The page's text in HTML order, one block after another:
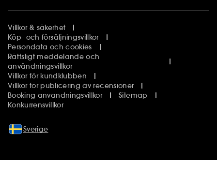
Villkor & säkerhet
Köp- och försäljningsvillkor
Persondata och cookies
Rättsligt meddelande och
användningsvillkor
Villkor för kundklubben
Villkor för publicering av recensioner
Booking anvandningsvillkor
Sitemap
Konkurrensvillkor
Sverige